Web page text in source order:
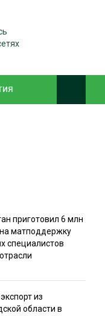
приготовил 6 млн
матподдержку
специалистов
из
области в